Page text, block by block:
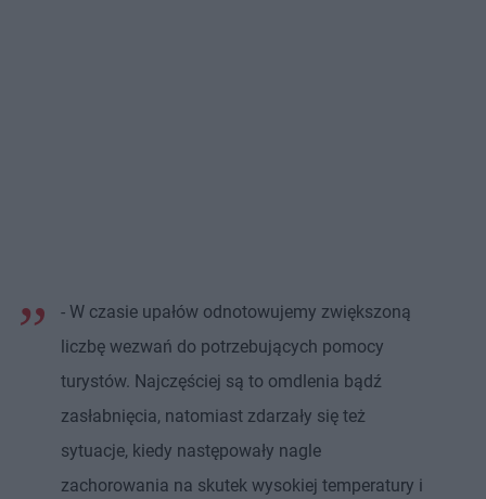
- W czasie upałów odnotowujemy zwiększoną
liczbę wezwań do potrzebujących pomocy
turystów. Najczęściej są to omdlenia bądź
zasłabnięcia, natomiast zdarzały się też
sytuacje, kiedy następowały nagle
zachorowania na skutek wysokiej temperatury i